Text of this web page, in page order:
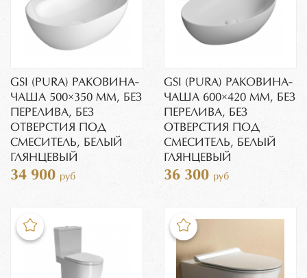
GSI (PURA) РАКОВИНА-
ЧАША 500×350 ММ, БЕЗ
ПЕРЕЛИВА, БЕЗ
ОТВЕРСТИЯ ПОД
СМЕСИТЕЛЬ, БЕЛЫЙ
ГЛЯНЦЕВЫЙ
34 900 руб
GSI (PURA) РАКОВИНА-
ЧАША 600×420 ММ, БЕЗ
ПЕРЕЛИВА, БЕЗ
ОТВЕРСТИЯ ПОД
СМЕСИТЕЛЬ, БЕЛЫЙ
ГЛЯНЦЕВЫЙ
36 300 руб